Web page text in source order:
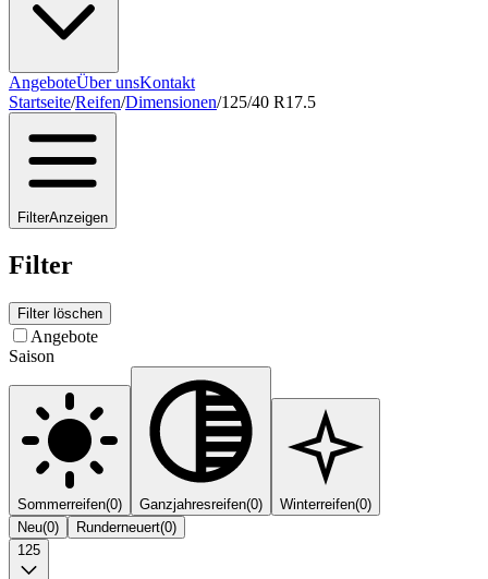
AngeboteÜber unsKontakt
Startseite/Reifen/Dimensionen/125/40 R17.5
FilterAnzeigen
Filter
Filter löschen
Angebote
Saison
Sommerreifen(0) Ganzjahresreifen(0) Winterreifen(0)
Neu(0) Runderneuert(0)
125